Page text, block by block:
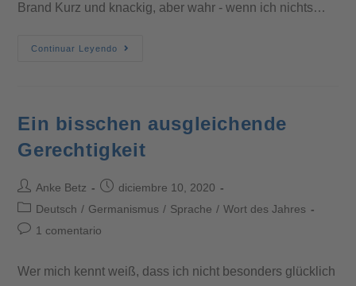
Brand Kurz und knackig, aber wahr - wenn ich nichts…
Continuar Leyendo
Ein bisschen ausgleichende
Gerechtigkeit
Anke Betz
diciembre 10, 2020
Deutsch / Germanismus / Sprache / Wort des Jahres
1 comentario
Wer mich kennt weiß, dass ich nicht besonders glücklich